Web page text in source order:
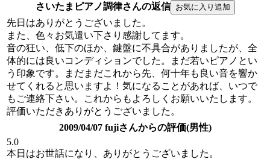
さいたまピアノ調律さんの返信
先日はありがとうございました。
また、色々お気遣い下さり感謝してます。
音の狂い、低下のほか、鍵盤に不具合がありましたが、全
体的には良いコンディションでした。まだ若いピアノとい
う印象です。まだまだこれから先、何十年も良い音を響か
せてくれると思いますよ！気になることがあれば、いつで
もご連絡下さい。これからもよろしくお願いいたします。
評価いただきありがとうございました。
2009/04/07 fujiさんからの評価(男性)
5.0
本日はお世話になり、ありがとうございました。